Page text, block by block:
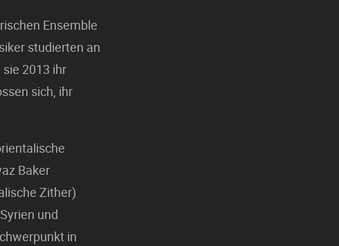
Ensemble
studierten an
2013 ihr
sich, ihr
Baker
Zither)
und
in